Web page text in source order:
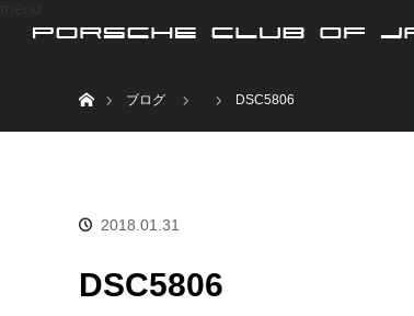
ブログ
DSC5806
2018.01.31
DSC5806